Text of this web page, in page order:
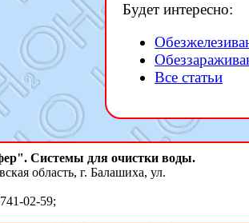
Будет интересно:
Все статьи
Системы для очистки воды.
область, г. Балашиха, ул.
02-59;